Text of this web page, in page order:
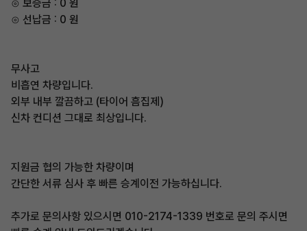
⊙ 보증금 : 0 원
⊙ 선납금 : 0 원
무사고
비흡연 차량입니다.
외부 내부 깔끔하고 (타이어 흠집제)
신차 컨디션 그대로 최상입니다.
지원금 협의 가능한 차량이며
간단한 서류 심사 후 빠른 승계이전 가능하십니다.
추가로 문의사항 있으시면 010-2174-1339 번호로 문의 주시면